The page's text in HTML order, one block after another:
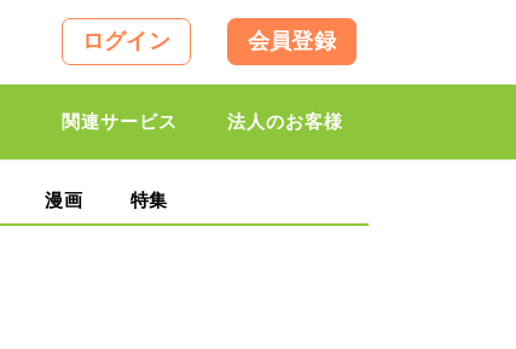
ログイン 会員登録
関連サービス 法人のお客様
漫画 特集